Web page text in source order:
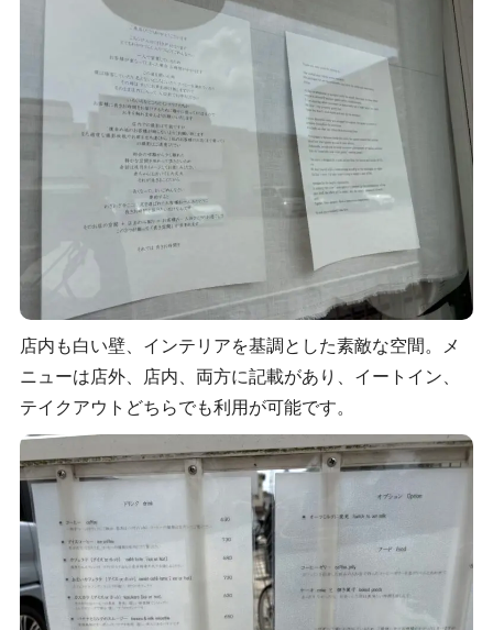
店内も白い壁、インテリアを基調とした素敵な空間。メ
ニューは店外、店内、両方に記載があり、イートイン、
テイクアウトどちらでも利用が可能です。